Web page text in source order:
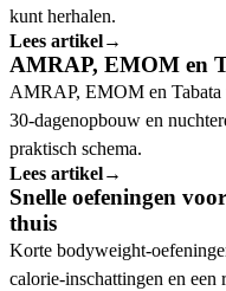
kunt herhalen.
Lees artikel→
AMRAP, EMOM en
AMRAP, EMOM en Tabata
30-dagenopbouw en
praktisch schema.
Lees artikel→
Snelle oefeningen
thuis
Korte bodyweight-
calorie-inschattingen en een